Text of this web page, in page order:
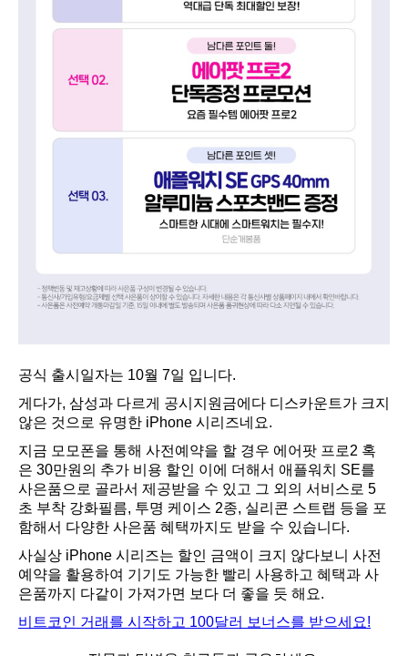
공식 출시일자는 10월 7일 입니다.
게다가, 삼성과 다르게 공시지원금에다 디스카운트가 크지
않은 것으로 유명한 iPhone 시리즈네요.
지금 모모폰을 통해 사전예약을 할 경우 에어팟 프로2 혹
은 30만원의 추가 비용 할인 이에 더해서 애플워치 SE를
사은품으로 골라서 제공받을 수 있고 그 외의 서비스로 5
초 부착 강화필름, 투명 케이스 2종, 실리콘 스트랩 등을 포
함해서 다양한 사은품 혜택까지도 받을 수 있습니다.
사실상 iPhone 시리즈는 할인 금액이 크지 않다보니 사전
예약을 활용하여 기기도 가능한 빨리 사용하고 혜택과 사
은품까지 다같이 가져가면 보다 더 좋을 듯 해요.
비트코인 거래를 시작하고 100달러 보너스를 받으세요!